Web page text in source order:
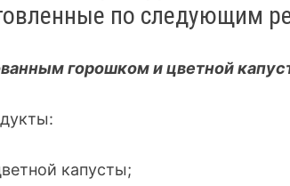
по следующим
горошком и цветной
капусты;